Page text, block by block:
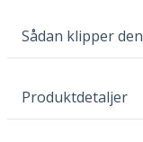
Sådan klipper den
Produktdetaljer